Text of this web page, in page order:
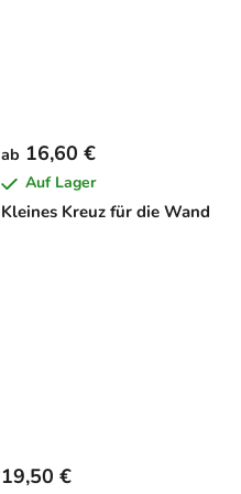
Kleines Kreuz für die Wand
ab 16,60 €
Auf Lager
19,50 €